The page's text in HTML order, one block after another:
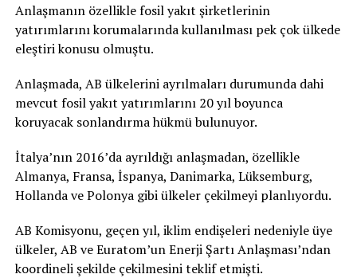
Anlaşmanın özellikle fosil yakıt şirketlerinin
yatırımlarını korumalarında kullanılması pek çok ülkede
eleştiri konusu olmuştu.
Anlaşmada, AB ülkelerini ayrılmaları durumunda dahi
mevcut fosil yakıt yatırımlarını 20 yıl boyunca
koruyacak sonlandırma hükmü bulunuyor.
İtalya’nın 2016’da ayrıldığı anlaşmadan, özellikle
Almanya, Fransa, İspanya, Danimarka, Lüksemburg,
Hollanda ve Polonya gibi ülkeler çekilmeyi planlıyordu.
AB Komisyonu, geçen yıl, iklim endişeleri nedeniyle üye
ülkeler, AB ve Euratom’un Enerji Şartı Anlaşması’ndan
koordineli şekilde çekilmesini teklif etmişti.